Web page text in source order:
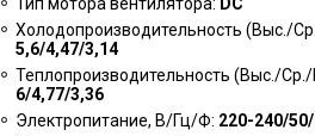
Холодопроизводительность (Выс./
5,6/4,47/3,14
Теплопроизводительность (Выс./Ср./
6/4,77/3,36
Электропитание, В/Гц/Ф: 220-240/50/